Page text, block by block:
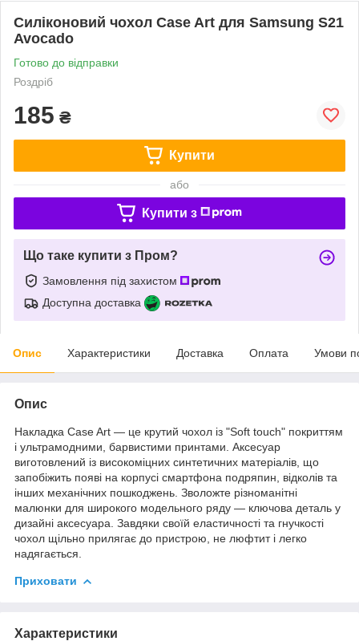
Силіконовий чохол Case Art для Samsung S21
Avocado
Готово до відправки
Роздріб
185 ₴
Купити
або
Купити з
Що таке купити з Пром?
Замовлення під захистом
Доступна доставка
Опис Характеристики Доставка Оплата Умови
Опис
Накладка Case Art — це крутий чохол із "Soft touch" покриттям
і ультрамодними, барвистими принтами. Аксесуар
виготовлений із високоміцних синтетичних матеріалів, що
запобіжить появі на корпусі смартфона подряпин, відколів та
інших механічних пошкоджень. Зволожте різноманітні
малюнки для широкого модельного ряду — ключова деталь у
дизайні аксесуара. Завдяки своїй еластичності та гнучкості
чохол щільно прилягає до пристрою, не люфтит і легко
надягається.
Приховати
Характеристики